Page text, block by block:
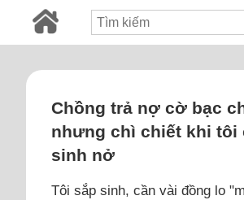
Chồng trả nợ cờ bạc
nhưng chì chiết khi tôi
sinh nở
Tôi sắp sinh, cần vài đồng lo